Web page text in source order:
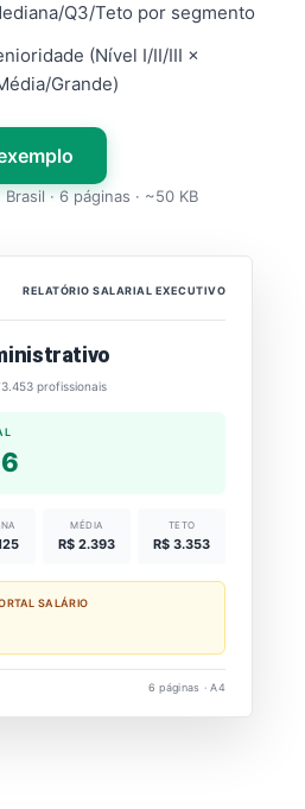
Q3/Teto por segmento
(Nível I/II/III ×
Grande)
· 6 páginas · ~50 KB
RELATÓRIO SALARIAL EXECUTIVO
profissionais
MÉDIA
R$ 2.393
TETO
R$ 3.353
SALÁRIO
6 páginas · A4